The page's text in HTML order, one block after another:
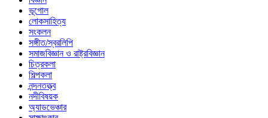
ভূগোল
লোকসাহিত্য
সংকলন
সঙ্গীত/স্বরলিপি
সমাজবিজ্ঞান ও রাষ্ট্রবিজ্ঞান
চিত্রকলা
শিল্পকলা
নন্দনতত্ত্ব
নদীবিষয়ক
অ্যাডভেঞ্চার